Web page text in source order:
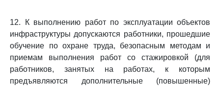
12. К выполнению работ по эксплуатации объектов
инфраструктуры допускаются работники, прошедшие
обучение по охране труда, безопасным методам и
приемам выполнения работ со стажировкой (для
работников, занятых на работах, к которым
предъявляются дополнительные (повышенные)